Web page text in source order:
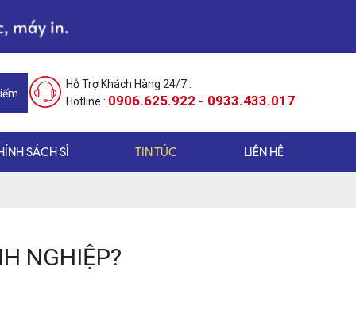
Hỗ Trợ Khách Hàng 24/7 :
Hotline : 0906.625.922 - 0933.433.017
SÁCH SỈ TIN TỨC LIÊN HỆ
NGHIỆP?